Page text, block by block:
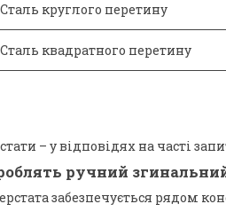
Сталь круглого перетину
Сталь квадратного перетину
– у відповідях на часті
ручний
забезпечується рядом